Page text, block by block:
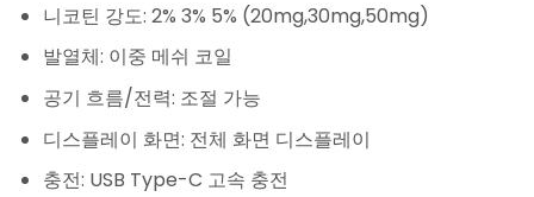
니코틴 강도: 2% 3% 5% (20mg,30mg,50mg)
발열체: 이중 메쉬 코일
공기 흐름/전력: 조절 가능
디스플레이 화면: 전체 화면 디스플레이
충전: USB Type-C 고속 충전